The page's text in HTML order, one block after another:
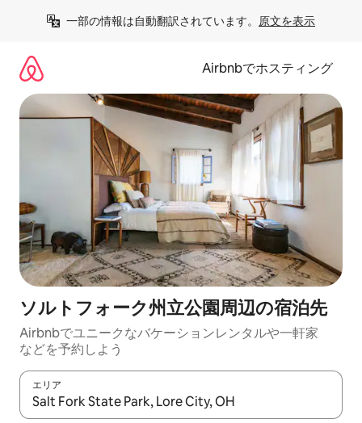
一部の情報は自動翻訳されています。 原文を表示
Airbnbでホスティング
ソルトフォーク州立公園⁠周⁠辺⁠の宿⁠泊⁠先
Airbnbでユニークなバ⁠ケ⁠ー⁠シ⁠ョ⁠ンレ⁠ン⁠タ⁠ルや一⁠軒⁠家
な⁠ど⁠を予⁠約⁠し⁠よ⁠う
エリア
検索結果が表示されたら、上下の矢印キーを使って移動するか